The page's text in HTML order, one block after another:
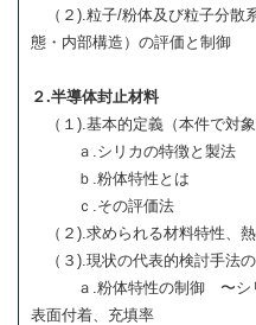
（２).粒子/粉体及び粒子分散
態・内部構造）の評価と制御
２.半導体封止材料
（１).基本的定義（本件で対
ａ.シリカの特徴と製法
ｂ.粉体特性とは
ｃ.その評価法
（２).求められる材料特性、
（３).現状の代表的検討手法
ａ.粉体特性の制御 〜シリ
表面付着、充填率